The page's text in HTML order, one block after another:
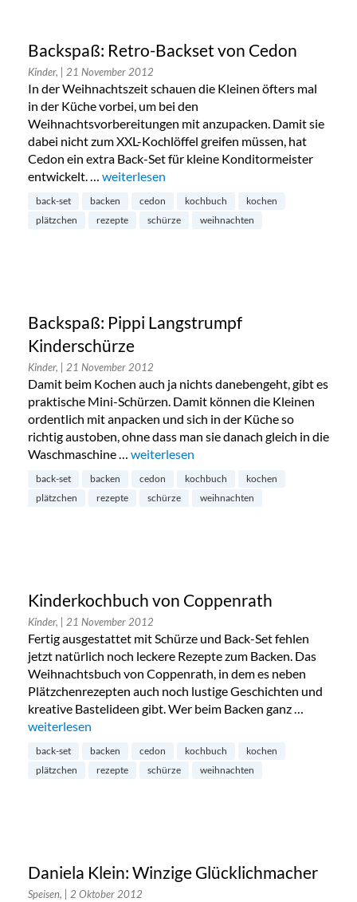
Backspaß: Retro-Backset von Cedon
Kinder, | 21 November 2012
In der Weihnachtszeit schauen die Kleinen öfters mal
in der Küche vorbei, um bei den
Weihnachtsvorbereitungen mit anzupacken. Damit sie
dabei nicht zum XXL-Kochlöffel greifen müssen, hat
Cedon ein extra Back-Set für kleine Konditormeister
entwickelt. … „Backspaß: Retro-Backset von Cedon“
weiterlesen
back-set backen cedon kochbuch
kochen
plätzchen
rezepte schürze weihnachten
Backspaß: Pippi Langstrumpf
Kinderschürze
Kinder, | 21 November 2012
Damit beim Kochen auch ja nichts danebengeht, gibt es
praktische Mini-Schürzen. Damit können die Kleinen
ordentlich mit anpacken und sich in der Küche so
richtig austoben, ohne dass man sie danach gleich in die
Waschmaschine … „Backspaß: Pippi Langstrumpf
weiterlesen
back-set backen cedon kochbuch
kochen
plätzchen
rezepte schürze weihnachten
Kinderkochbuch von Coppenrath
Kinder, | 21 November 2012
Fertig ausgestattet mit Schürze und Back-Set fehlen
jetzt natürlich noch leckere Rezepte zum Backen. Das
Weihnachtsbuch von Coppenrath, in dem es neben
Plätzchenrezepten auch noch lustige Geschichten und
kreative Bastelideen gibt. Wer beim Backen ganz …
„Kinderkochbuch von Coppenrath“
weiterlesen
back-set backen cedon kochbuch
kochen
plätzchen
rezepte schürze weihnachten
Daniela Klein: Winzige Glücklichmacher
Speisen, | 2 Oktober 2012